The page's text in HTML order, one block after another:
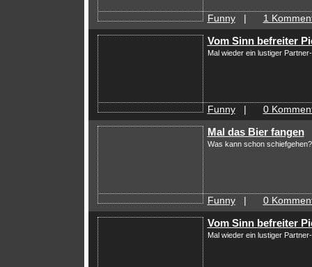
Funny| 1
Vom Sinn befreiter
Mal wieder ein lustiger
Funny| 0
Mal das Bier fangen
Was kann schon schiefgehen?
Funny| 0
Vom Sinn befreiter
Mal wieder ein lustiger